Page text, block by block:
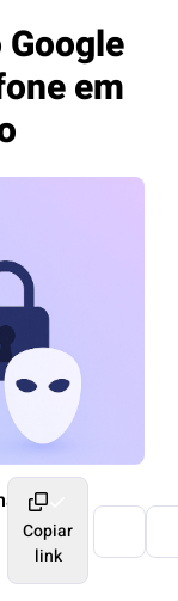
em
Copiar
link